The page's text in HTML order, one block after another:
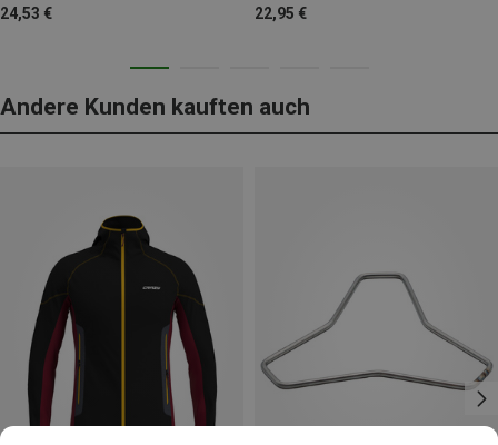
24,53 €
22,95 €
Andere Kunden kauften auch